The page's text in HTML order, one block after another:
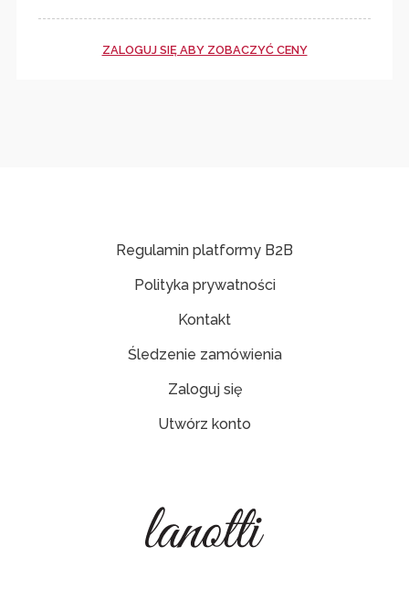
ZALOGUJ SIĘ ABY ZOBACZYĆ CENY
Regulamin platformy B2B
Polityka prywatności
Kontakt
Śledzenie zamówienia
Zaloguj się
Utwórz konto